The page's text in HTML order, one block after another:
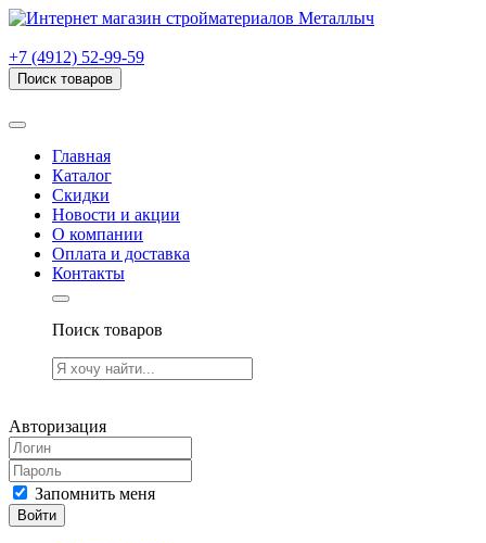
+7 (4912) 52-99-59
Поиск товаров
Главная
Каталог
Скидки
Новости и акции
О компании
Оплата и доставка
Контакты
Поиск товаров
Авторизация
Запомнить меня
Войти